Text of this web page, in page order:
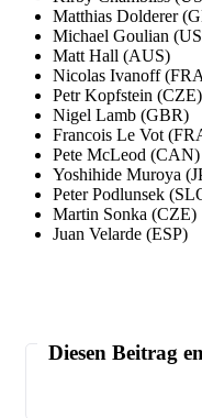
Matthias Dolderer
Michael Goulian
Matt Hall (AUS)
Nicolas Ivanoff
Petr Kopfstein (CZE)
Nigel Lamb (GBR)
Francois Le Vot
Pete McLeod (CAN)
Yoshihide Muroya
Peter Podlunsek
Martin Sonka (CZE)
Juan Velarde (ESP)
Diesen Beitrag